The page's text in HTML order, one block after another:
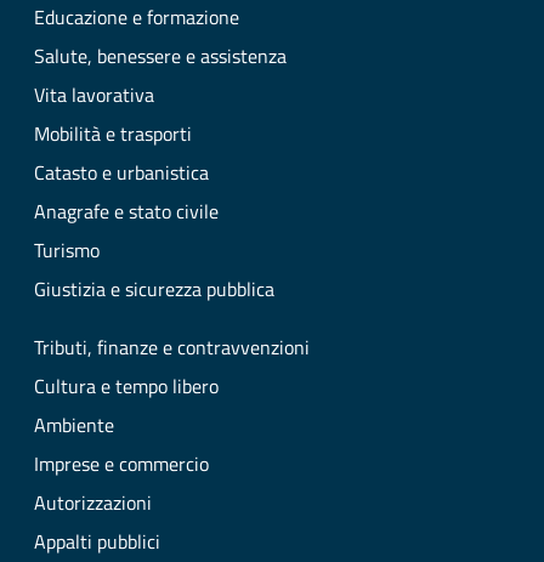
Educazione e formazione
Salute, benessere e assistenza
Vita lavorativa
Mobilità e trasporti
Catasto e urbanistica
Anagrafe e stato civile
Turismo
Giustizia e sicurezza pubblica
Tributi, finanze e contravvenzioni
Cultura e tempo libero
Ambiente
Imprese e commercio
Autorizzazioni
Appalti pubblici